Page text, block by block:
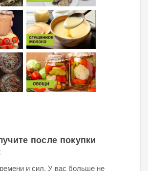
после покупки
и сил. У вас больше не